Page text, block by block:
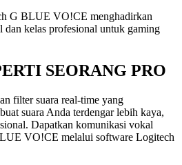
G BLUE VO!CE menghadirkan
dan kelas profesional untuk gaming
SEORANG PRO
filter suara real-time yang
suara Anda terdengar lebih kaya,
Dapatkan komunikasi vokal
VO!CE melalui software Logitech